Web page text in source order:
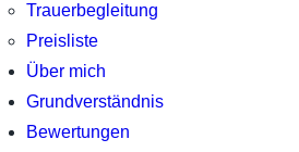
Trauerbegleitung
Preisliste
Über mich
Grundverständnis
Bewertungen